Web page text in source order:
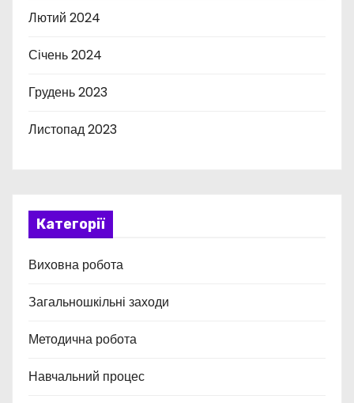
Лютий 2024
Січень 2024
Грудень 2023
Листопад 2023
Категорії
Виховна робота
Загальношкільні заходи
Методична робота
Навчальний процес